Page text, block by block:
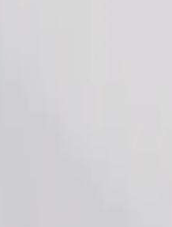
τα μικρά ζώα